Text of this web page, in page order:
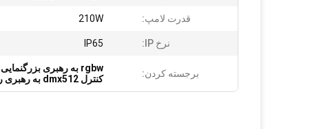
قدرت لامپ: 210W
نرخ IP: IP65
برجسته کردن: rgbw به رهبری بزرگنمایی زاویه سبک
کنترل dmx512 به رهبری روشنایی مرحله